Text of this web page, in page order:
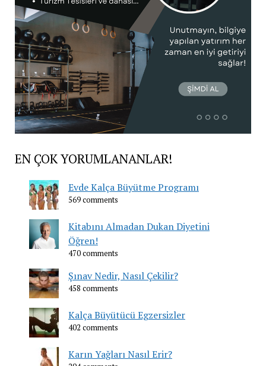
EN ÇOK YORUMLANANLAR!
Evde Kalça Büyütme Programı
569 comments
Kitabını Almadan Dukan Diyetini
Öğren!
470 comments
Şınav Nedir, Nasıl Çekilir?
458 comments
Kalça Büyütücü Egzersizler
402 comments
Karın Yağları Nasıl Erir?